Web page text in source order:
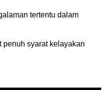
tertentu dalam
penuh syarat kelayakan